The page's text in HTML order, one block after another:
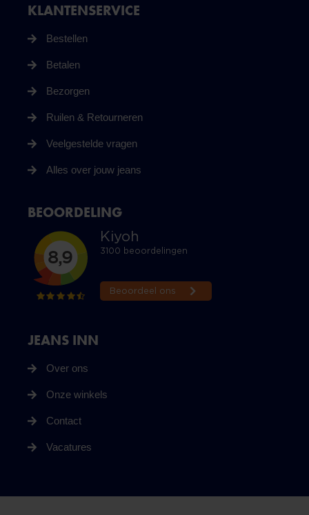
JEANS INN
Over ons
Onze winkels
Contact
Vacatures
KLANTENSERVICE
Bestellen
Betalen
Bezorgen
Ruilen & Retourneren
Veelgestelde vragen
Alles over jouw jeans
BEOORDELING